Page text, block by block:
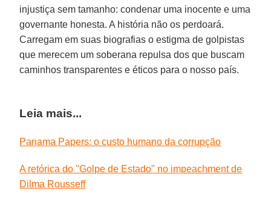
injustiça sem tamanho: condenar uma inocente e uma
governante honesta. A história não os perdoará.
Carregam em suas biografias o estigma de golpistas
que merecem um soberana repulsa dos que buscam
caminhos transparentes e éticos para o nosso país.
Leia mais...
Panama Papers: o custo humano da corrupção
A retórica do "Golpe de Estado" no impeachment de
Dilma Rousseff